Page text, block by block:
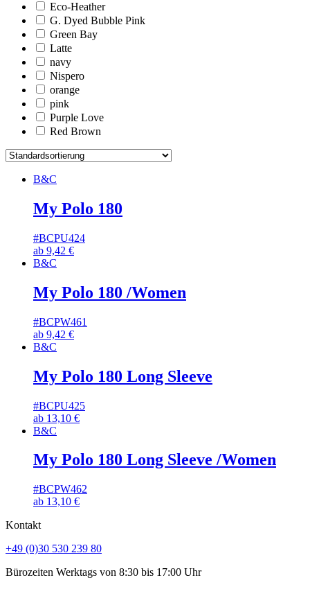
Eco-Heather
G. Dyed Bubble Pink
Green Bay
Latte
navy
Nispero
orange
pink
Purple Love
Red Brown
B&C
My Polo 180
#BCPU424
ab 9,42 €
B&C
My Polo 180 /Women
#BCPW461
ab 9,42 €
B&C
My Polo 180 Long Sleeve
#BCPU425
ab 13,10 €
B&C
My Polo 180 Long Sleeve /Women
#BCPW462
ab 13,10 €
Kontakt
+49 (0)30 530 239 80
Bürozeiten Werktags von 8:30 bis 17:00 Uhr